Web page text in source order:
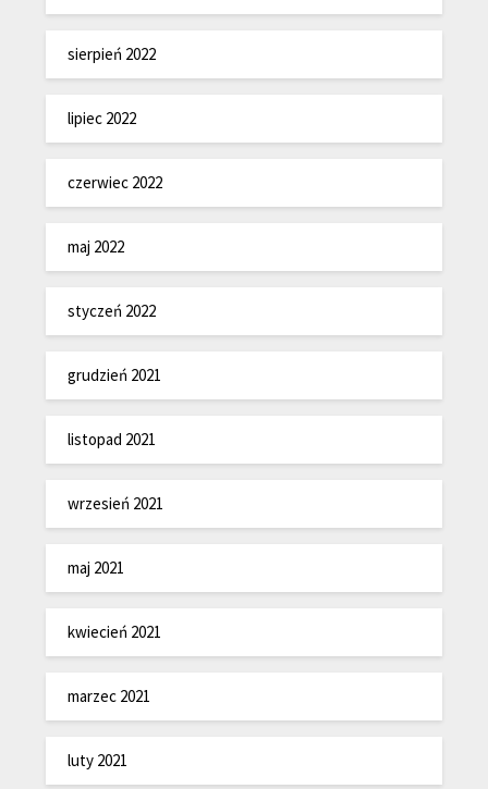
sierpień 2022
lipiec 2022
czerwiec 2022
maj 2022
styczeń 2022
grudzień 2021
listopad 2021
wrzesień 2021
maj 2021
kwiecień 2021
marzec 2021
luty 2021